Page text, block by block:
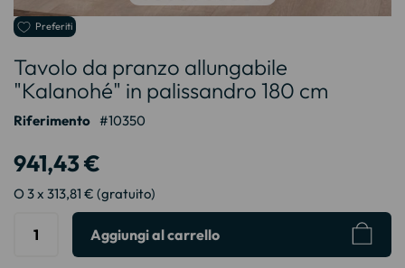
Vai
della
galleria
immagini
Preferiti
Tavolo da pranzo allungabile
"Kalanohé" in palissandro 180 cm
Riferimento 10350
941,43 €
O 3 x 313,81 € (gratuito)
Aggiungi al carrello